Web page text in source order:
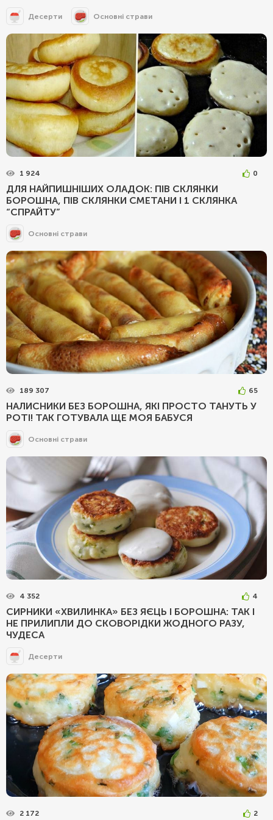
Десерти Основні страви
1 924 0
ДЛЯ НАЙПИШНІШИХ ОЛАДОК: ПІВ СКЛЯНКИ
БОРОШНА, ПІВ СКЛЯНКИ СМЕТАНИ І 1 СКЛЯНКА
“СПРАЙТУ”
Основні страви
189 307 65
НАЛИСНИКИ БЕЗ БОРОШНА, ЯКІ ПРОСТО ТАНУТЬ У
РОТІ! ТАК ГОТУВАЛА ЩЕ МОЯ БАБУСЯ
Основні страви
4 352 4
СИРНИКИ «ХВИЛИНКА» БЕЗ ЯЄЦЬ І БОРОШНА: ТАК І
НЕ ПРИЛИПЛИ ДО СКОВОРІДКИ ЖОДНОГО РАЗУ,
ЧУДЕСА
Десерти
2 172 2